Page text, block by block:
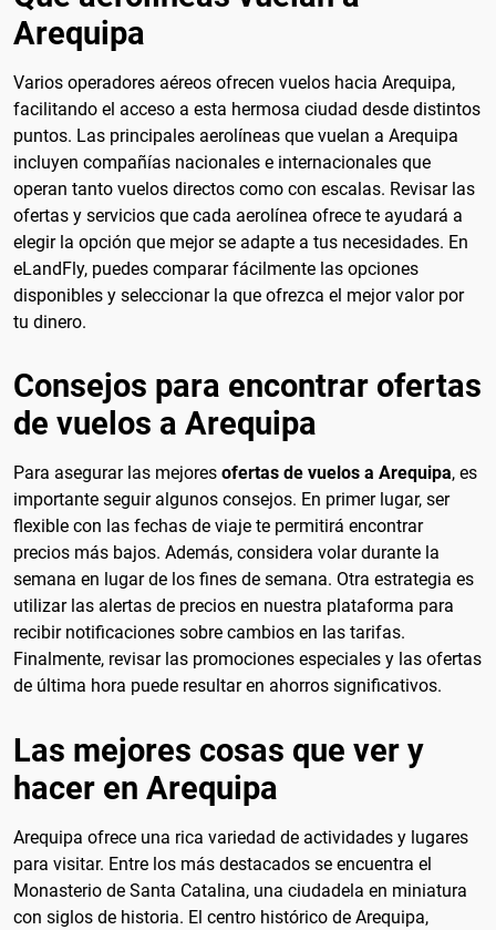
Arequipa
Varios operadores aéreos ofrecen vuelos hacia Arequipa,
facilitando el acceso a esta hermosa ciudad desde distintos
puntos. Las principales aerolíneas que vuelan a Arequipa
incluyen compañías nacionales e internacionales que
operan tanto vuelos directos como con escalas. Revisar las
ofertas y servicios que cada aerolínea ofrece te ayudará a
elegir la opción que mejor se adapte a tus necesidades. En
eLandFly, puedes comparar fácilmente las opciones
disponibles y seleccionar la que ofrezca el mejor valor por
tu dinero.
Consejos para encontrar ofertas
de vuelos a Arequipa
Para asegurar las mejores ofertas de vuelos a Arequipa, es
importante seguir algunos consejos. En primer lugar, ser
flexible con las fechas de viaje te permitirá encontrar
precios más bajos. Además, considera volar durante la
semana en lugar de los fines de semana. Otra estrategia es
utilizar las alertas de precios en nuestra plataforma para
recibir notificaciones sobre cambios en las tarifas.
Finalmente, revisar las promociones especiales y las ofertas
de última hora puede resultar en ahorros significativos.
Las mejores cosas que ver y
hacer en Arequipa
Arequipa ofrece una rica variedad de actividades y lugares
para visitar. Entre los más destacados se encuentra el
Monasterio de Santa Catalina, una ciudadela en miniatura
con siglos de historia. El centro histórico de Arequipa,